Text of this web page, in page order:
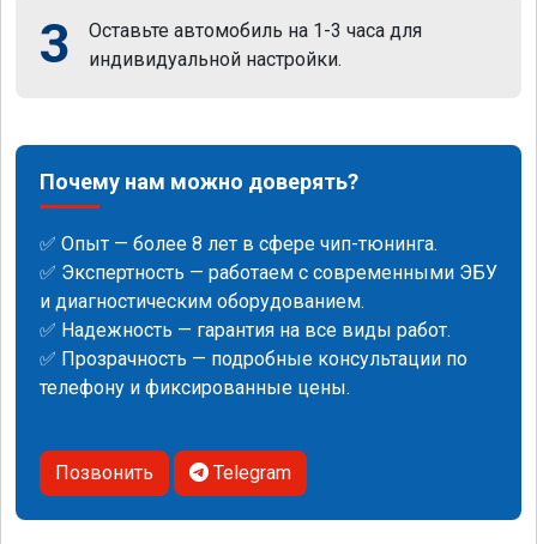
3
Оставьте автомобиль на 1-3 часа для
индивидуальной настройки.
Почему нам можно доверять?
✅ Опыт — более 8 лет в сфере чип-тюнинга.
✅ Экспертность — работаем с современными ЭБУ
и диагностическим оборудованием.
✅ Надежность — гарантия на все виды работ.
✅ Прозрачность — подробные консультации по
телефону и фиксированные цены.
Позвонить Telegram